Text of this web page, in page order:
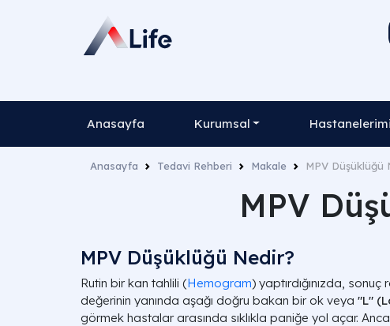
Anasayfa Kurumsal
Anasayfa Tedavi Rehberi Makale MPV Düşüklüğü
MPV
MPV Düşüklüğü Nedir?
Rutin bir kan tahlili (Hemogram) yaptırdığınızda,
değerinin yanında aşağı doğru bakan bir ok veya "L"
görmek hastalar arasında sıklıkla paniğe yol açar.